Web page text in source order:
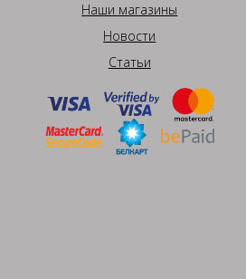
Наши магазины
Новости
Статьи